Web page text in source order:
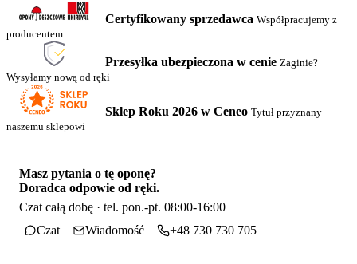
Certyfikowany sprzedawca Współpracujemy z
producentem
Przesyłka ubezpieczona w cenie Zaginie?
Wysyłamy nową od ręki
Sklep Roku 2026 w Ceneo Tytuł przyznany
naszemu sklepowi
Masz pytania o tę oponę?
Doradca odpowie od ręki.
Czat całą dobę · tel. pon.-pt. 08:00-16:00
Czat
Wiadomość +48 730 730 705